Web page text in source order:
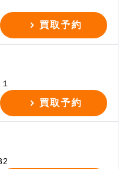
買取予約
買取予約